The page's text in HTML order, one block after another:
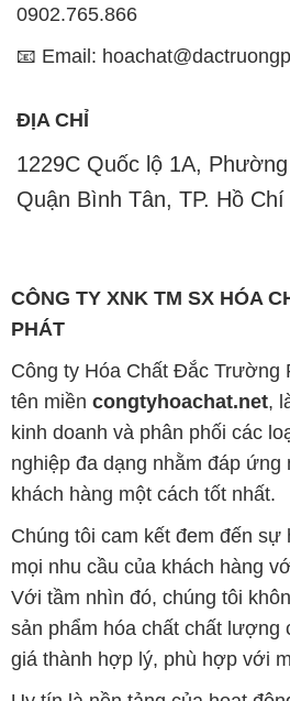
mọi nhu cầu của khách hàng
Với tầm nhìn đó, chúng tôi
giá thành hợp lý, phù hợp với
Uy tín là nền tảng của hoạt
chúng tôi. Chúng tôi hiểu rằng
luôn đặt mức giá cạnh tranh,
chung và tồn tại lâu dài cùng
Công ty Hóa Chất Đắc Trường
dạng nhu cầu hóa chất của
nghề và lĩnh vực sản xuất
Minh. Chúng tôi xem việc
những sản phẩm hóa chất
tốt nhất là sứ mệnh của mình.
Chúng tôi tự hào có đội ngũ
và giàu kinh nghiệm, luôn sẵn
cấp giải pháp tối ưu cho khách
thành công của khách hàng là